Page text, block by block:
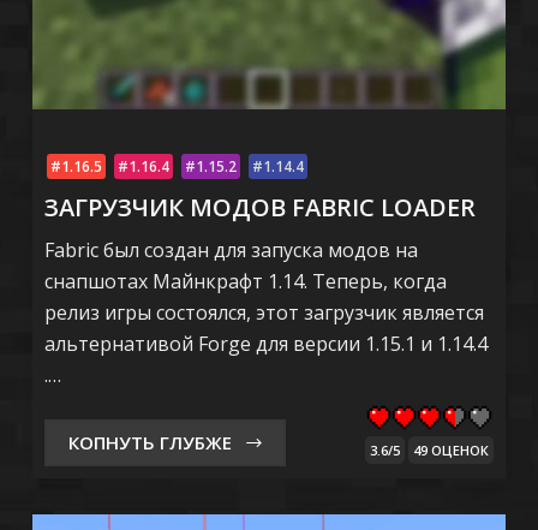
1.16.5 1.16.4 1.15.2 1.14.4
ЗАГРУЗЧИК МОДОВ FABRIC LOADER
Fabric был создан для запуска модов на
снапшотах Майнкрафт 1.14. Теперь, когда
релиз игры состоялся, этот загрузчик является
альтернативой Forge для версии 1.15.1 и 1.14.4
.…
3.6/5 49 ОЦЕНОК
КОПНУТЬ ГЛУБЖЕ